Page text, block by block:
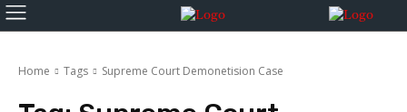
Home Tags Supreme Court Demonetision Case